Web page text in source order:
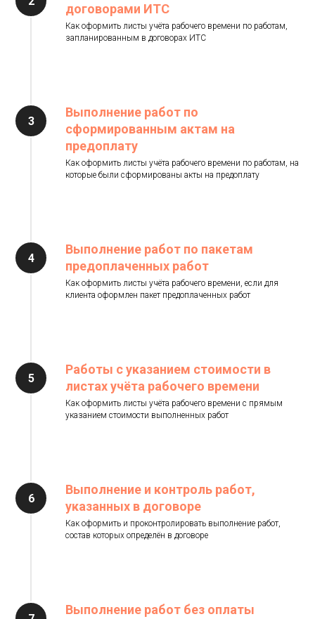
договорами ИТС
Как оформить листы учёта рабочего времени по работам,
запланированным в договорах ИТС
Выполнение работ по
сформированным актам на
предоплату
Как оформить листы учёта рабочего времени по работам, на
которые были сформированы акты на предоплату
Выполнение работ по пакетам
предоплаченных работ
Как оформить листы учёта рабочего времени, если для
клиента оформлен пакет предоплаченных работ
Работы с указанием стоимости в
листах учёта рабочего времени
Как оформить листы учёта рабочего времени с прямым
указанием стоимости выполненных работ
Выполнение и контроль работ,
указанных в договоре
Как оформить и проконтролировать выполнение работ,
состав которых определён в договоре
Выполнение работ без оплаты